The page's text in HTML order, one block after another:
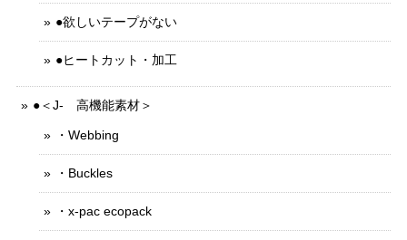
●欲しいテープがない
●ヒートカット・加工
●＜J- 高機能素材＞
・Webbing
・Buckles
・x-pac ecopack